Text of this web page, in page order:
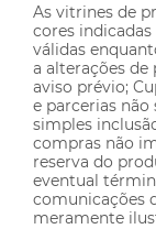
As vitrines de
cores indicadas
válidas
a alterações de
aviso prévio;
e parcerias
simples
compras não
reserva do
eventual
comunicações
meramente